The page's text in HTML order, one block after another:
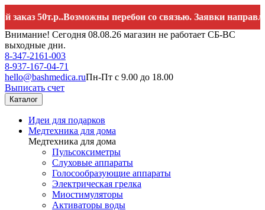
перебои со связью. Заявки направляйте
Внимание! Сегодня 08.08.26 магазин не работает СБ-ВС
выходные дни.
8-347-2161-003
8-937-167-04-71
hello@bashmedica.ruПн-Пт с 9.00 до 18.00
Выписать счет
Каталог
Идеи для подарков
Медтехника для дома
Медтехника для дома
Пульсоксиметры
Слуховые аппараты
Голосообразующие аппараты
Электрическая грелка
Миостимуляторы
Активаторы воды